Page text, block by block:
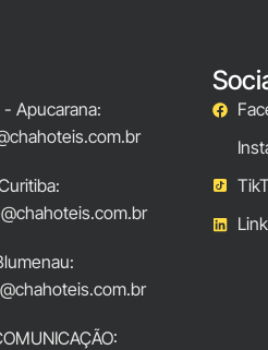
- Apucarana: